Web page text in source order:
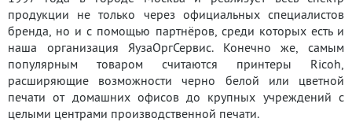
продукции не только через официальных специалистов
бренда, но и с помощью партнёров, среди которых есть и
наша организация ЯузаОргСервис. Конечно же, самым
популярным товаром считаются принтеры Ricoh,
расширяющие возможности черно белой или цветной
печати от домашних офисов до крупных учреждений с
целыми центрами производственной печати.